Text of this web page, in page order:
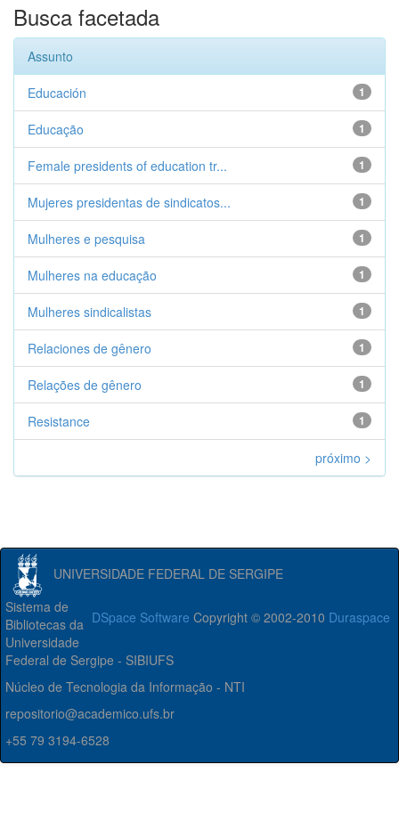
Busca facetada
Assunto
1
Educación
1
Educação
1
Female presidents of education tr...
1
Mujeres presidentas de sindicatos...
1
Mulheres e pesquisa
1
Mulheres na educação
1
Mulheres sindicalistas
1
Relaciones de gênero
1
Relações de gênero
1
Resistance
próximo >
UNIVERSIDADE FEDERAL DE SERGIPE
DSpace Software Copyright © 2002-2010 Duraspace
Sistema de
Bibliotecas da
Universidade
Federal de Sergipe - SIBIUFS
Núcleo de Tecnologia da Informação - NTI
repositorio@academico.ufs.br
+55 79 3194-6528